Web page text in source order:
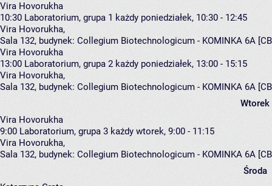
Vira Hovorukha
10:30 Laboratorium, grupa 1 każdy poniedziałek, 10:30 - 12:45
Vira Hovorukha,
Sala 132, budynek: Collegium Biotechnologicum - KOMINKA 6A
Vira Hovorukha
13:00 Laboratorium, grupa 2 każdy poniedziałek, 13:00 - 15:15
Vira Hovorukha,
Sala 132, budynek: Collegium Biotechnologicum - KOMINKA 6A
Wtorek
Vira Hovorukha
9:00 Laboratorium, grupa 3 każdy wtorek, 9:00 - 11:15
Vira Hovorukha,
Sala 132, budynek: Collegium Biotechnologicum - KOMINKA 6A
Środa